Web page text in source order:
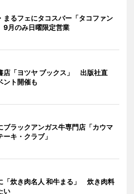
まるフェにタコスバー「タコファン
月のみ日曜限定営業
店「ヨツヤ ブックス」 出版社直
ント開催も
ブラックアンガス牛専門店「カウマ
ーキ・クラブ」
「炊き肉名人 和牛まる」 炊き肉料
い